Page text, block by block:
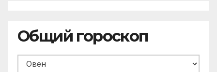
Общий гороскоп